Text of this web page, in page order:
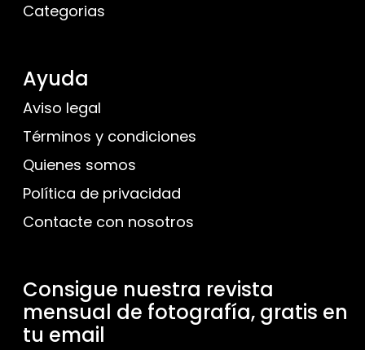
Categorias
Ayuda
Aviso legal
Términos y condiciones
Quienes somos
Política de privacidad
Contacte con nosotros
Consigue nuestra revista
mensual de fotografía, gratis en
tu email